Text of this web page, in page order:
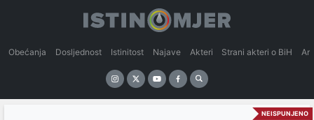
Obećanja Dosljednost Istinitost Najave Akteri Strani akteri o BiH
NEISPUNJENO